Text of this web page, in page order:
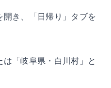
き、「日帰り」タブを
「岐阜県・白川村」と